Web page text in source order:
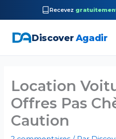
Recevez
DiscoverAgadir
contenu
Location
Offres Pas
Caution